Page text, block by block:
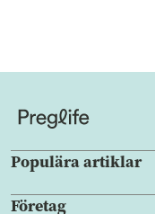
Populära artiklar
Företag